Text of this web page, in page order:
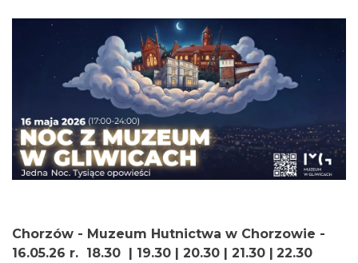
Chorzów - Muzeum Hutnictwa w Chorzowie -
16.05.26 r. 18.30 | 19.30 | 20.30 | 21.30 | 22.30